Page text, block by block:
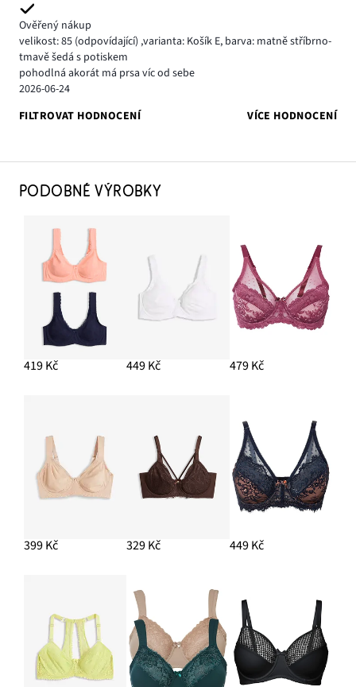
Ověřený nákup
velikost: 85 (odpovídající) ,varianta: Košík E, barva: matně stříbrno-
tmavě šedá s potiskem
pohodlná akorát má prsa víc od sebe
2026-06-24
FILTROVAT HODNOCENÍ
VÍCE HODNOCENÍ
PODOBNÉ VÝROBKY
419 Kč 449 Kč 479 Kč
399 Kč 329 Kč 449 Kč